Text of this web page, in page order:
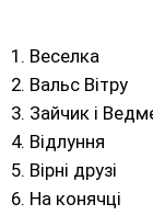
Веселка
Вальс Вітру
Зайчик і
Відлуння
Вірні друзі
На конячці